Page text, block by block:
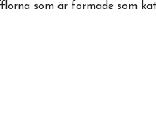
som är formade som